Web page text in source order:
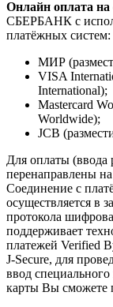
Онлайн оплата на
СБЕРБАНК с
платёжных систем:
МИР
VISA
International);
Mastercard
Worldwide);
JCB
Для оплаты (ввода
перенаправлены
Соединение с
осуществляется в
протокола
поддерживает
платежей Verified
J-Secure, для
ввод специального
карты Вы сможете